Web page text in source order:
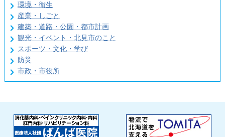
環境・衛生
産業・しごと
建築・道路・公園・都市計画
観光・イベント・北見市のこと
スポーツ・文化・学び
防災
市政・市役所